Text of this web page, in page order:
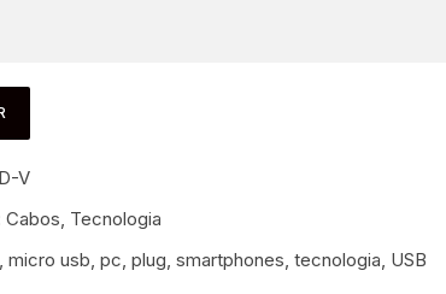
V
Cabos, Tecnologia
, micro usb, pc, plug, smartphones, tecnologia, USB